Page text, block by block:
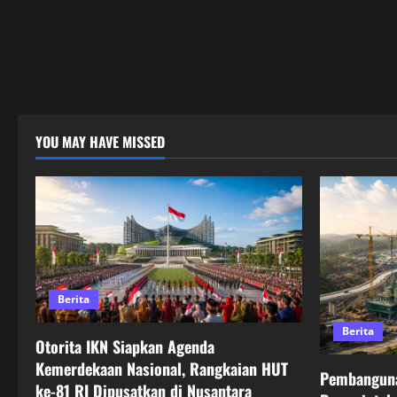
YOU MAY HAVE MISSED
Berita
Otorita IKN Siapkan Agenda
Kemerdekaan Nasional, Rangkaian HUT
ke-81 RI Dipusatkan di Nusantara
Berita